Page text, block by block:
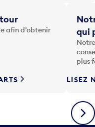
afin d’obtenir
qui
plus
LISEZ